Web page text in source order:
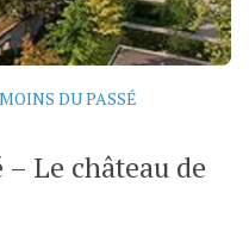
DU PASSÉ
– Le château de